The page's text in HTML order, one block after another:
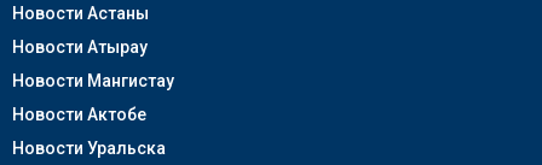
Новости Астаны
Новости Атырау
Новости Мангистау
Новости Актобе
Новости Уральска